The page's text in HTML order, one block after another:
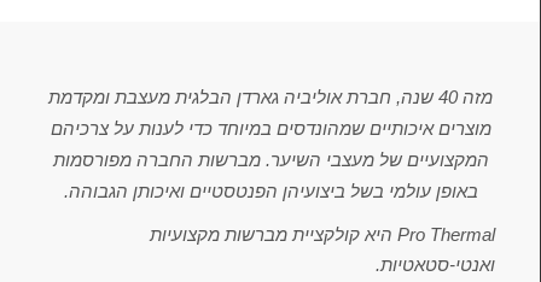
מזה 40 שנה, חברת אוליביה גארדן הבלגית מעצבת ומקדמת
מוצרים איכותיים שמהונדסים במיוחד כדי לענות על צרכיהם
המקצועיים של מעצבי השיער. מברשות החברה מפורסמות
באופן עולמי בשל ביצועיהן הפנטסטיים ואיכותן הגבוהה.
Pro Thermal היא קולקציית מברשות מקצועיות
ואנטי-סטאטיות.